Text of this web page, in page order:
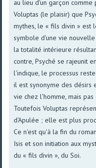
au lieu d'un garçon
Voluptas (le plaisir) que
mythes, le « fils divin » est
symbole d'une vie
la totalité intérieure
contre, Psyché se rajeunit
l'indique, le processus
il est synonyme des désirs
vie chez l'homme, mais
Toutefois Voluptas
d'Apulée ; elle est plus
Ce n'est qu'à la fin du
Isis et son initiation aux
du « fils divin », du Soi.